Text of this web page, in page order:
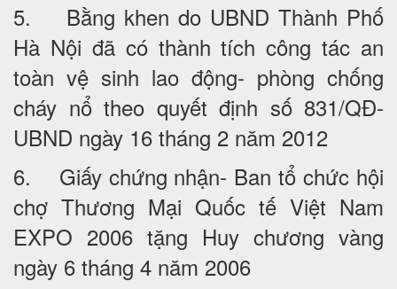
5. Bằng khen do UBND Thành Phố
Hà Nội đã có thành tích công tác an
toàn vệ sinh lao động- phòng chống
cháy nổ theo quyết định số 831/QĐ-
UBND ngày 16 tháng 2 năm 2012
6. Giấy chứng nhận- Ban tổ chức hội
chợ Thương Mại Quốc tế Việt Nam
EXPO 2006 tặng Huy chương vàng
ngày 6 tháng 4 năm 2006